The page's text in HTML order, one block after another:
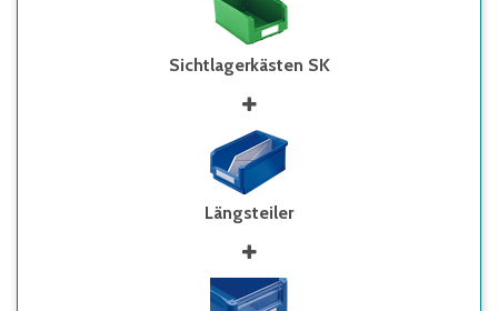
Sichtlagerkästen SK
Längsteiler